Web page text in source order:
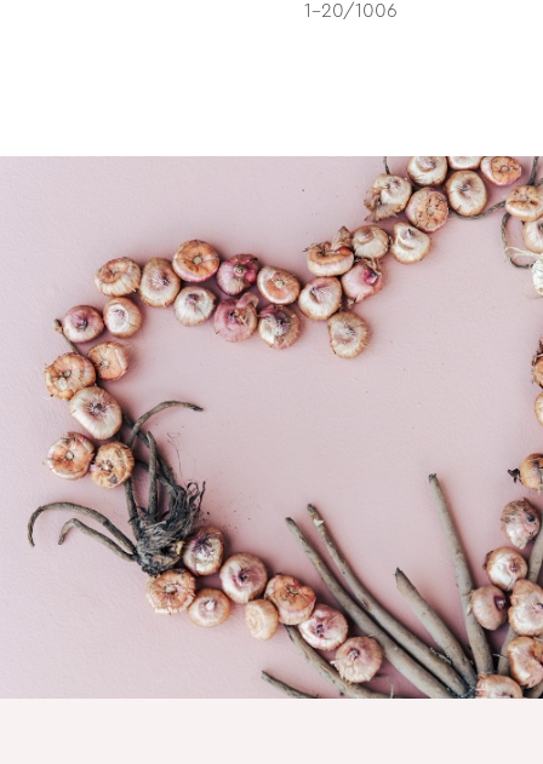
1-20/1006